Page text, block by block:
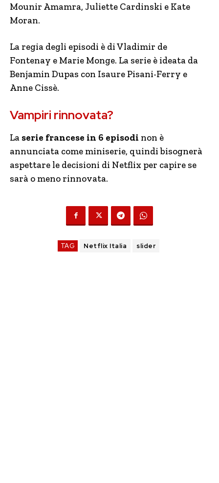
Mounir Amamra, Juliette Cardinski e Kate
Moran.
La regia degli episodi è di Vladimir de
Fontenay e Marie Monge. La serie è ideata da
Benjamin Dupas con Isaure Pisani-Ferry e
Anne Cissè.
Vampiri rinnovata?
La serie francese in 6 episodi non è
annunciata come miniserie, quindi bisognerà
aspettare le decisioni di Netflix per capire se
sarà o meno rinnovata.
TAG Netflix Italia slider